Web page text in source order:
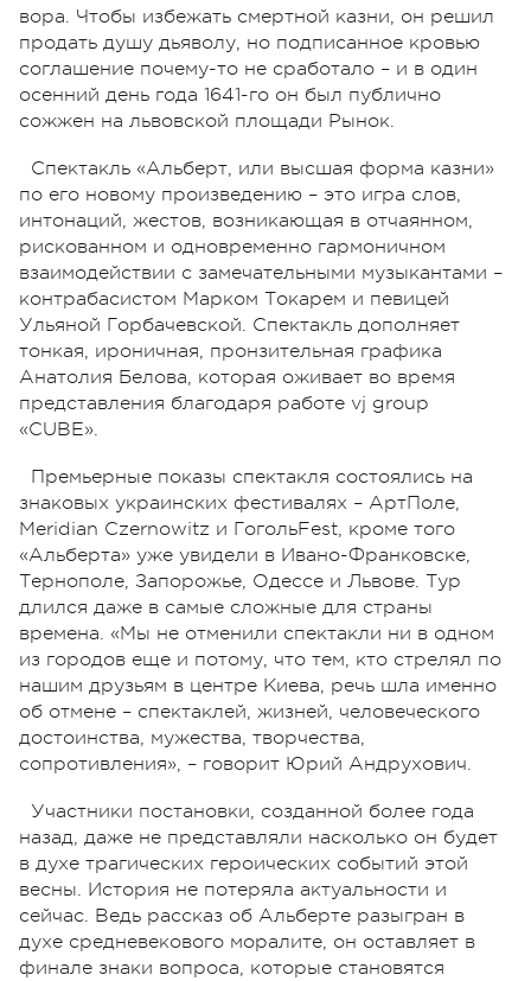
вора. Чтобы избежать смертной казни, он решил
продать душу дьяволу, но подписанное кровью
соглашение почему-то не сработало – и в один
осенний день года 1641-го он был публично
сожжен на львовской площади Рынок.
Спектакль «Альберт, или высшая форма казни»
по его новому произведению – это игра слов,
интонаций, жестов, возникающая в отчаянном,
рискованном и одновременно гармоничном
взаимодействии с замечательными музыкантами –
контрабасистом Марком Токарем и певицей
Ульяной Горбачевской. Спектакль дополняет
тонкая, ироничная, пронзительная графика
Анатолия Белова, которая оживает во время
представления благодаря работе vj group
«CUBE».
Премьерные показы спектакля состоялись на
знаковых украинских фестивалях – АртПоле,
Meridian Czernowitz и ГогольFest, кроме того
«Альберта» уже увидели в Ивано-Франковске,
Тернополе, Запорожье, Одессе и Львове. Тур
длился даже в самые сложные для страны
времена. «Мы не отменили спектакли ни в одном
из городов еще и потому, что тем, кто стрелял по
нашим друзьям в центре Киева, речь шла именно
об отмене – спектаклей, жизней, человеческого
достоинства, мужества, творчества,
сопротивления», – говорит Юрий Андрухович.
Участники постановки, созданной более года
назад, даже не представляли насколько он будет
в духе трагических героических событий этой
весны. История не потеряла актуальности и
сейчас. Ведь рассказ об Альберте разыгран в
духе средневекового моралите, он оставляет в
финале знаки вопроса, которые становятся